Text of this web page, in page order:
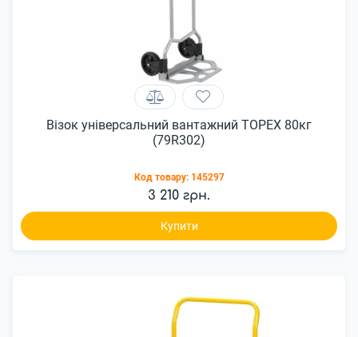
Візок універсальний вантажний TOPEX 80кг
(79R302)
Код товару: 145297
3 210 грн.
Купити